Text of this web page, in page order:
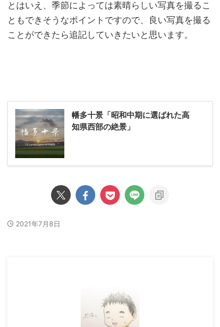
とはいえ、季節によっては素晴らしい写真を撮るこ
ともできそうなポイントですので、良い写真を撮る
ことができたら追記していきたいと思います。
幡多十景「昭和中期に選ばれた高
知県西部の絶景」
2021年7月8日